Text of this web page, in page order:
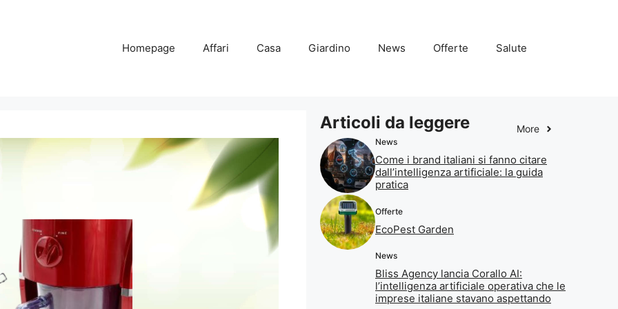
Homepage Affari Casa Giardino News Offerte Salute
Articoli da leggere More
News
Come i brand italiani si fanno citare
dall’intelligenza artificiale: la guida
pratica
Offerte
EcoPest Garden
News
Bliss Agency lancia Corallo AI:
l’intelligenza artificiale operativa che le
imprese italiane stavano aspettando